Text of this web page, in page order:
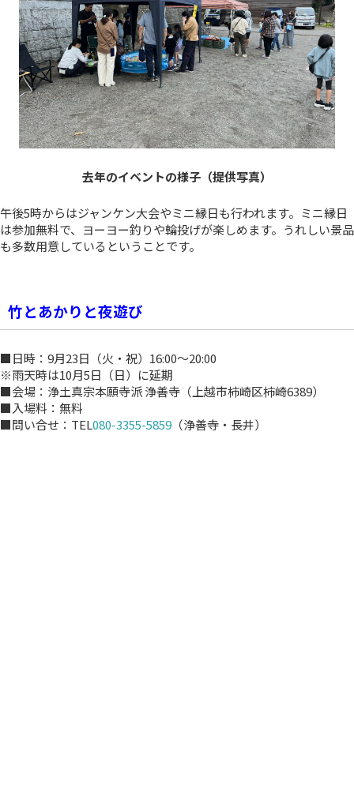
去年のイベントの様子（提供写真）
午後5時からはジャンケン大会やミニ縁日も行われます。ミニ縁日
は参加無料で、ヨーヨー釣りや輪投げが楽しめます。うれしい景品
も多数用意しているということです。
竹とあかりと夜遊び
■日時：9月23日（火・祝）16:00～20:00
※雨天時は10月5日（日）に延期
■会場：浄土真宗本願寺派 浄善寺（上越市柿崎区柿崎6389）
■入場料：無料
■問い合せ：TEL080-3355-5859 （浄善寺・長井）